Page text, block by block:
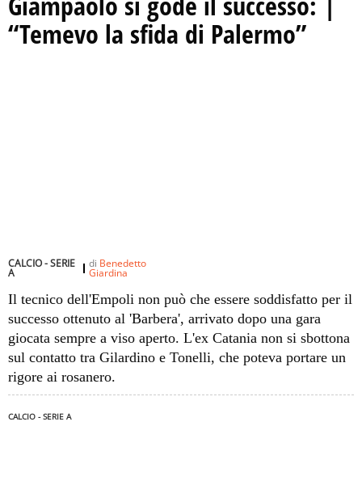
“Temevo la sfida di Palermo”
CALCIO - SERIE
A
di Benedetto
Giardina
Il tecnico dell'Empoli non può che essere soddisfatto per il
successo ottenuto al 'Barbera', arrivato dopo una gara
giocata sempre a viso aperto. L'ex Catania non si sbottona
sul contatto tra Gilardino e Tonelli, che poteva portare un
rigore ai rosanero.
CALCIO - SERIE A